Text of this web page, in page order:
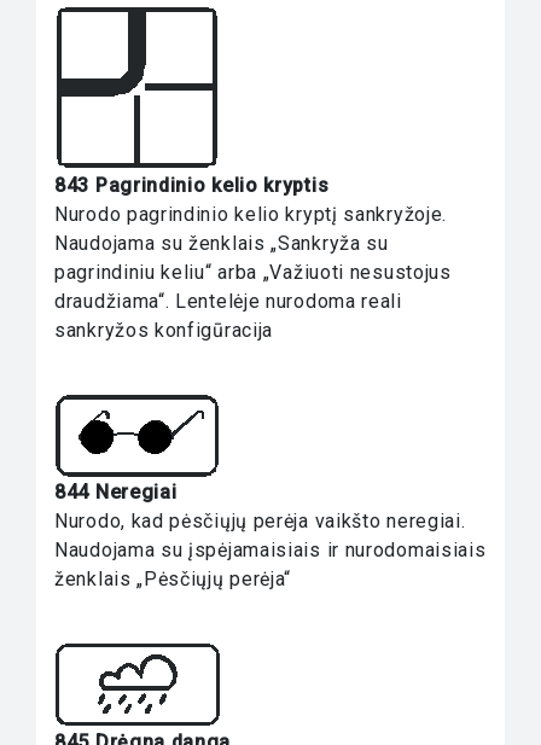
843 Pagrindinio kelio kryptis
Nurodo pagrindinio kelio kryptį sankryžoje.
Naudojama su ženklais „Sankryža su
pagrindiniu keliu“ arba „Važiuoti nesustojus
draudžiama“. Lentelėje nurodoma reali
sankryžos konfigūracija
844 Neregiai
Nurodo, kad pėsčiųjų perėja vaikšto neregiai.
Naudojama su įspėjamaisiais ir nurodomaisiais
ženklais „Pėsčiųjų perėja“